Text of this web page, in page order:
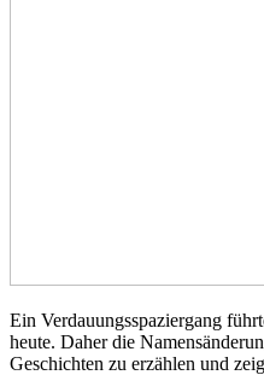
Ein Verdauungsspaziergang
heute. Daher die
Geschichten zu erzählen und